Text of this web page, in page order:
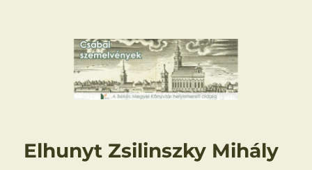
Csabai szemelvények
Elhunyt Zsilinszky Mihály